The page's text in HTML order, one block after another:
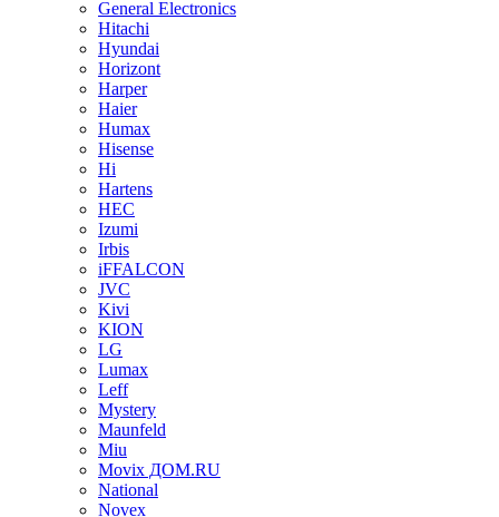
General Electronics
Hitachi
Hyundai
Horizont
Harper
Haier
Humax
Hisense
Hi
Hartens
HEC
Izumi
Irbis
iFFALCON
JVC
Kivi
KION
LG
Lumax
Leff
Mystery
Maunfeld
Miu
Movix ДОМ.RU
National
Novex